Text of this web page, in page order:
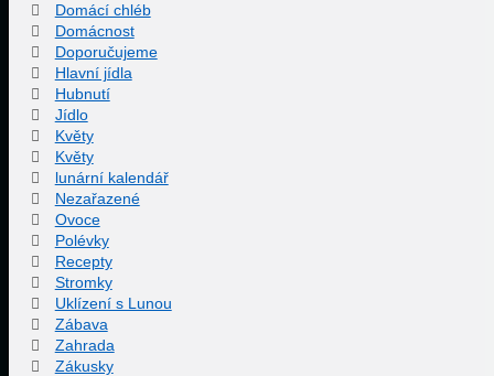
Domácí chléb
Domácnost
Doporučujeme
Hlavní jídla
Hubnutí
Jídlo
Květy
Květy
lunární kalendář
Nezařazené
Ovoce
Polévky
Recepty
Stromky
Uklízení s Lunou
Zábava
Zahrada
Zákusky